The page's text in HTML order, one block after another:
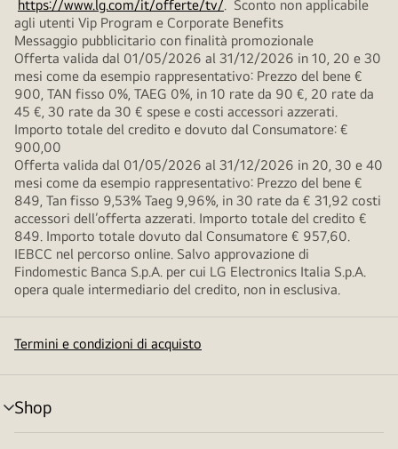
https://www.lg.com/it/offerte/tv/. Sconto non applicabile
agli utenti Vip Program e Corporate Benefits
Messaggio pubblicitario con finalità promozionale
Offerta valida dal 01/05/2026 al 31/12/2026 in 10, 20 e 30
mesi come da esempio rappresentativo: Prezzo del bene €
900, TAN fisso 0%, TAEG 0%, in 10 rate da 90 €, 20 rate da
45 €, 30 rate da 30 € spese e costi accessori azzerati.
Importo totale del credito e dovuto dal Consumatore: €
900,00
Offerta valida dal 01/05/2026 al 31/12/2026 in 20, 30 e 40
mesi come da esempio rappresentativo: Prezzo del bene €
849, Tan fisso 9,53% Taeg 9,96%, in 30 rate da € 31,92 costi
accessori dell’offerta azzerati. Importo totale del credito €
849. Importo totale dovuto dal Consumatore € 957,60.
IEBCC nel percorso online. Salvo approvazione di
Findomestic Banca S.p.A. per cui LG Electronics Italia S.p.A.
opera quale intermediario del credito, non in esclusiva.
Termini e condizioni di acquisto
Shop
Attivazione
menu